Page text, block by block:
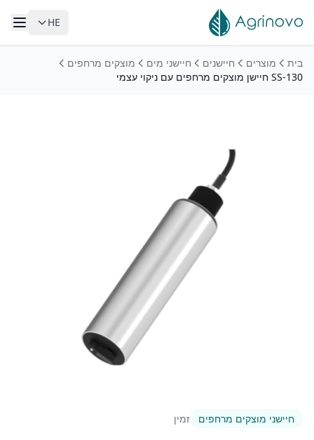
HE
בית מוצרים חיישנים חיישני מים
מוצקים מרחפים
SS-130 חיישן מוצקים מרחפים עם ניקוי עצמי
חיישני מוצקים מרחפים זמין